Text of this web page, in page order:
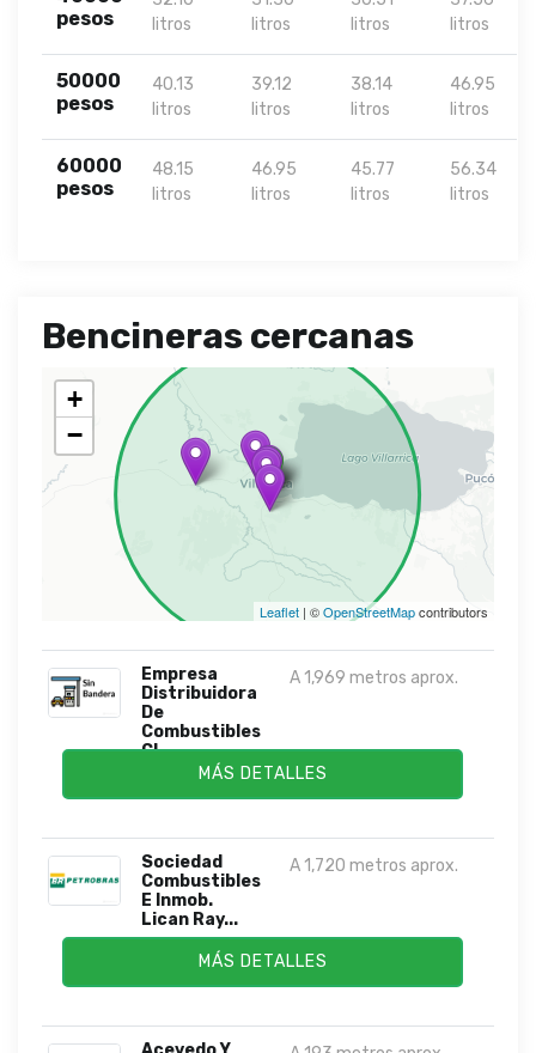
pesos
litros
litros
litros
litros
50000
pesos
40.13
litros
39.12
litros
38.14
litros
46.95
litros
60000
pesos
48.15
litros
46.95
litros
45.77
litros
56.34
litros
Bencineras cercanas
+
−
Leaflet | ©OpenStreetMapcontributors
Empresa
Distribuidora
De
Combustibles
Cl...
A 1,969 metros aprox.
MÁS DETALLES
Sociedad
Combustibles
E Inmob.
Lican Ray...
A 1,720 metros aprox.
MÁS DETALLES